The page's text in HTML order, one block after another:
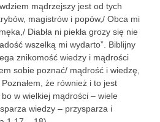
mądrzejszy jest od tych
magistrów i popów,/ Obca mi
Diabła ni piekła grozy się nie
wszelką mi wydarto”. Biblijny
znikomość wiedzy i mądrości
sobie poznać/ mądrość i wiedzę,
że również i to jest
w wielkiej mądrości – wiele
wiedzy – przysparza i